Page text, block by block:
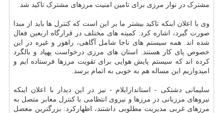
مشترک در نوار مرزی برای تامین امنیت مرزهای مشترک تاکید شد.
وی با اعلان اینکه تاکید بیشتر ما بر این است که کنترل ها باید از مبدا
صورت گیرد، اشاره کرد: کمیته های مختلف در قرارگاه اربعین فعال
شده اند. همه سیستم های ناجا شامل آگاهی، راهور و غیره در این
خصوص پای کار هستند. استان های مرزی درخواست پهپاد و بالگرد
کرده اند که سیستم پایش هوایی برای تقویت مرزها فرستاده ایم و
امیدواریم این مساله هم به خوبی به اتمام برسد.
سلیمانی دشتکی - استاندارایلام - نیز در این دیدار با اعلان اینکه
نیروهای مرزبانی در مرزها و نیروی انتظامی با کنترل معابر متصل به
مرزهای غربی مدیریت مطلوبی داشتند، اظهارکرد: بزرگترین معضل